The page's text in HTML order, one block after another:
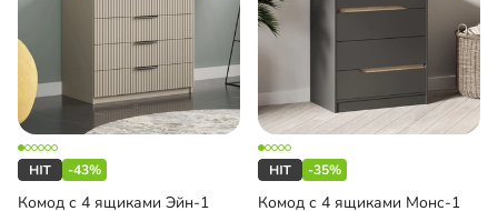
-43%
Комод с 4 ящиками Эйн-1
-35%
Комод с 4 ящиками Монс-1